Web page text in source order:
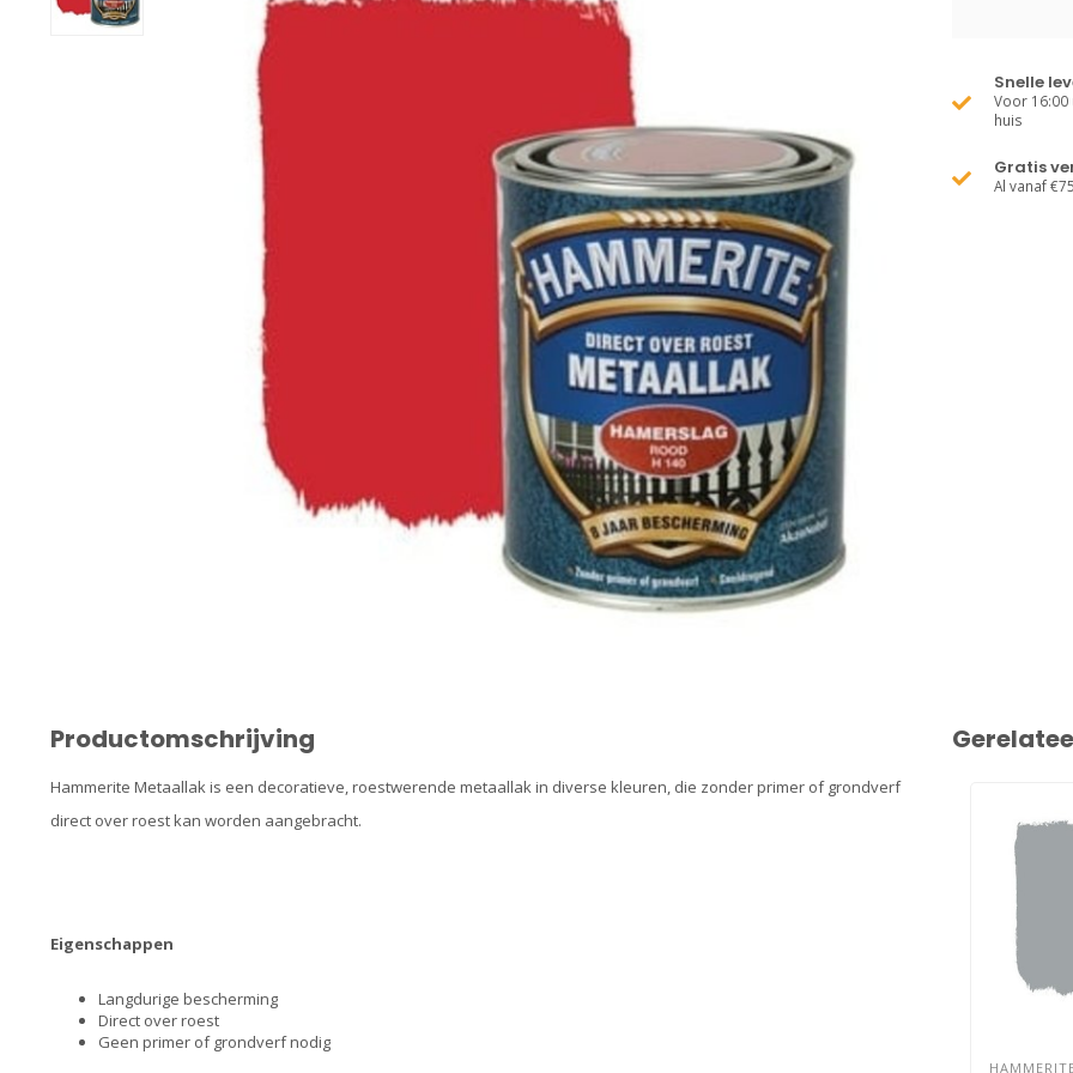
Snelle
Voor
huis
Gratis
Al vanaf €75
Productomschrijving
Hammerite Metaallak is een decoratieve, roestwerende metaallak in diverse kleuren, die zonder primer of grondverf
direct over roest kan worden aangebracht.
Eigenschappen
Langdurige bescherming
Direct over roest
Geen primer of grondverf nodig